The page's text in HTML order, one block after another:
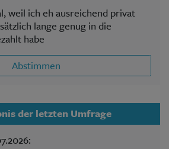
weil ich eh ausreichend privat
lange genug in die
habe
Abstimmen
der letzten Umfrage